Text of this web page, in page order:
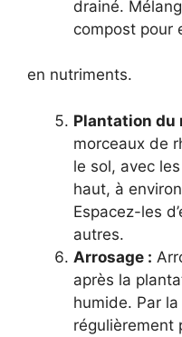
drainé.
compost pour
en nutriments.
Plantation du
morceaux de
le sol, avec
haut, à
Espacez-les
autres.
Arrosage :
après la
humide. Par
régulièrement